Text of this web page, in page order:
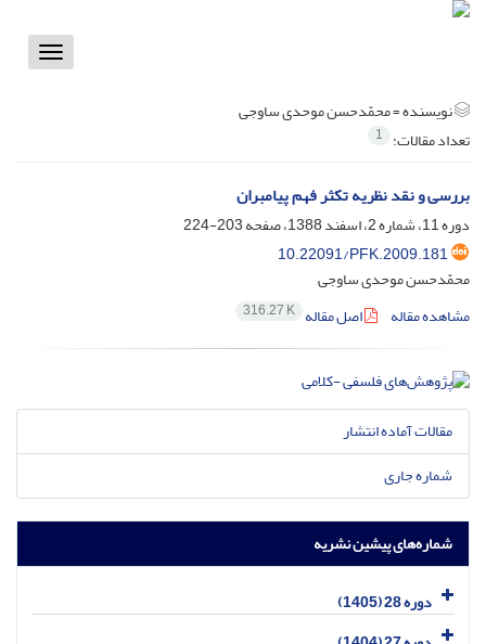
Toggle
نویسنده =محمّدحسن موحدی ساوجی
تعداد مقالات: 1
بررسی و نقد نظریه تکثر فهم پیامبران
دوره 11، شماره 2، اسفند 1388، صفحه
203-224
10.22091/PFK.2009.181
محمّدحسن موحدی ساوجی
مشاهده مقاله
اصل مقاله 316.27 K
مقالات آماده انتشار
شماره جاری
شماره‌های پیشین نشریه
دوره 28 (1405)